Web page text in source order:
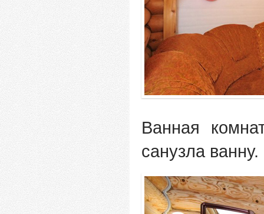
Ванная
санузла ванну.